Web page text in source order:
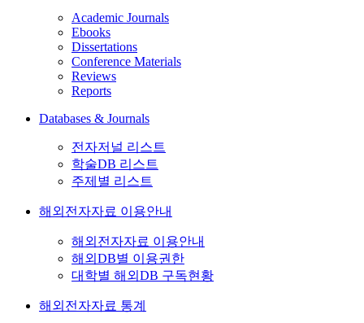
Academic Journals
Ebooks
Dissertations
Conference Materials
Reviews
Reports
Databases & Journals
전자저널 리스트
학술DB 리스트
주제별 리스트
해외전자자료 이용안내
해외전자자료 이용안내
해외DB별 이용권한
대학별 해외DB 구독현황
해외전자자료 통계